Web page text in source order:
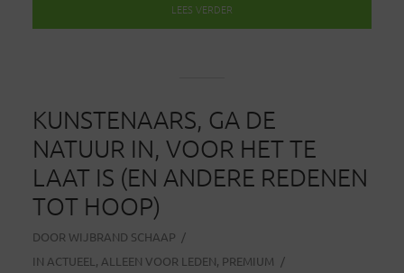
LEES VERDER
KUNSTENAARS, GA DE
NATUUR IN, VOOR HET TE
LAAT IS (EN ANDERE REDENEN
TOT HOOP)
DOOR WIJBRAND SCHAAP
IN ACTUEEL , ALLEEN VOOR LEDEN, PREMIUM